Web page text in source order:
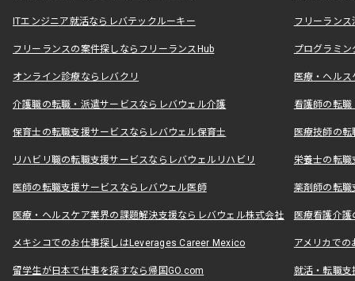
ITエンジニア就活ならレバテックルーキー フリーラン
フリーランスの案件探しならフリーランスHub プログラミ
オンライン診療ならレバクリ 医療・ヘル
介護職の転職・派遣サービスならレバウェル介護 看護師の転
保育士の転職支援サービスならレバウェル保育士 医療技師の
リハビリ職の転職支援サービスならレバウェルリハビリ 栄養士の転
医師の転職支援サービスならレバウェル医師 薬剤師の転
医療・ヘルスケア業界の課題解決支援ならレバウェル株式会社 医療看護介
メキシコでのお仕事探しはLeverages Career Mexico アメリカで
留学生が日本で仕事を探すなら帰国GO.com 就活・転職